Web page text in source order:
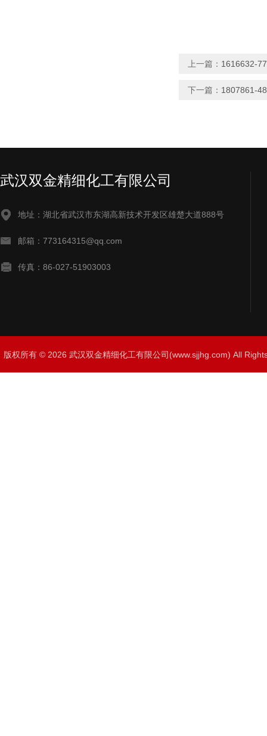
上一篇： 1616632-
下一篇： 1807861-
武汉双金精细化工有限公司
地址：湖北省武汉市东湖高新技术开发区雄楚大道888号
邮箱：773164315@qq.com
传真：86-027-51903003
版权所有 © 2026 武汉双金精细化工有限公司(www.sjjhg.com) All